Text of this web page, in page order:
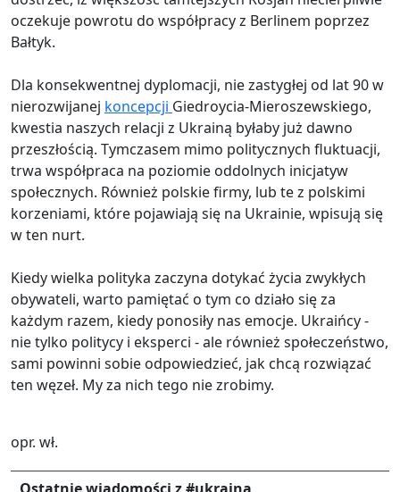
oczekuje powrotu do współpracy z Berlinem poprzez
Bałtyk.
Dla konsekwentnej dyplomacji, nie zastygłej od lat 90 w
nierozwijanej koncepcji Giedroycia-Mieroszewskiego,
kwestia naszych relacji z Ukrainą byłaby już dawno
przeszłością. Tymczasem mimo politycznych fluktuacji,
trwa współpraca na poziomie oddolnych inicjatyw
społecznych. Również polskie firmy, lub te z polskimi
korzeniami, które pojawiają się na Ukrainie, wpisują się
w ten nurt.
Kiedy wielka polityka zaczyna dotykać życia zwykłych
obywateli, warto pamiętać o tym co działo się za
każdym razem, kiedy ponosiły nas emocje. Ukraińcy -
nie tylko politycy i eksperci - ale również społeczeństwo,
sami powinni sobie odpowiedzieć, jak chcą rozwiązać
ten węzeł. My za nich tego nie zrobimy.
opr. wł.